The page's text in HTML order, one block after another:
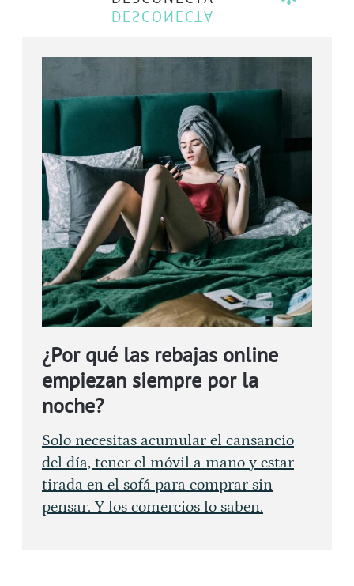
¿Por qué las rebajas online
empiezan siempre por la
noche?
Solo necesitas acumular el cansancio
del día, tener el móvil a mano y estar
tirada en el sofá para comprar sin
pensar. Y los comercios lo saben.